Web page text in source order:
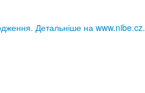
Детальніше на www.nibe.cz.